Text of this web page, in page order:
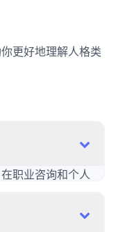
更好地理解人格类
职业咨询和个人
地描述人格差
的，MBTI只是